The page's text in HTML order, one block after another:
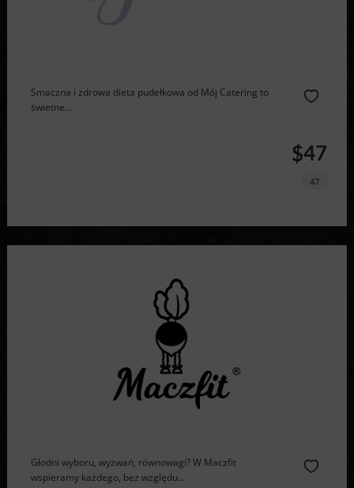
Smaczna i zdrowa dieta pudełkowa od Mój Catering to
świetne...
$47
47
Głodni wyboru, wyzwań, równowagi? W Maczfit
wspieramy każdego, bez względu...